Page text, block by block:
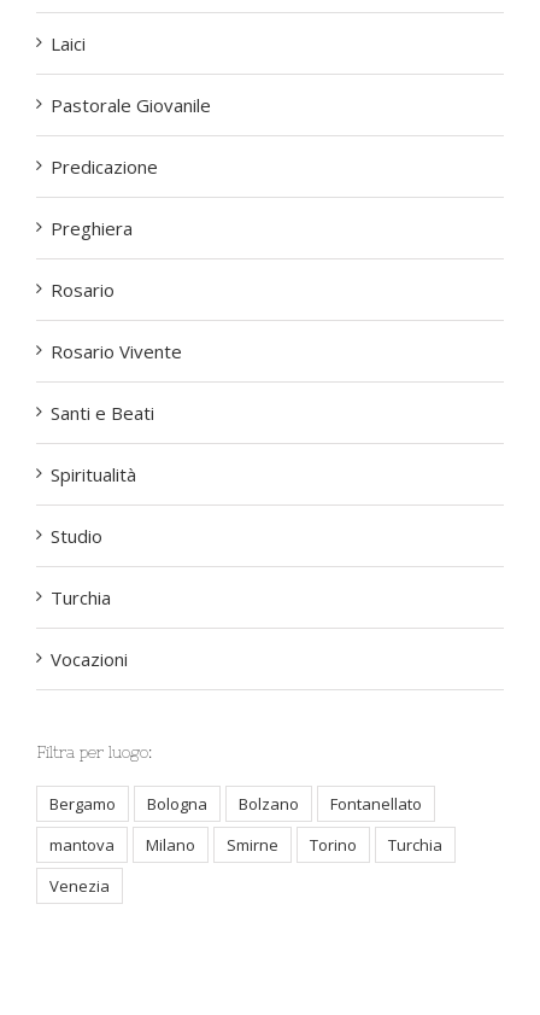
Laici
Pastorale Giovanile
Predicazione
Preghiera
Rosario
Rosario Vivente
Santi e Beati
Spiritualità
Studio
Turchia
Vocazioni
Filtra per luogo:
Bergamo Bologna Bolzano
Fontanellato
mantova
Milano Smirne Torino
Turchia
Venezia